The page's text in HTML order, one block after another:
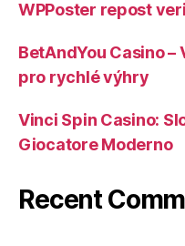
WPPoster repost
BetAndYou Casino
pro rychlé výhry
Vinci Spin Casino:
Giocatore Moderno
Recent